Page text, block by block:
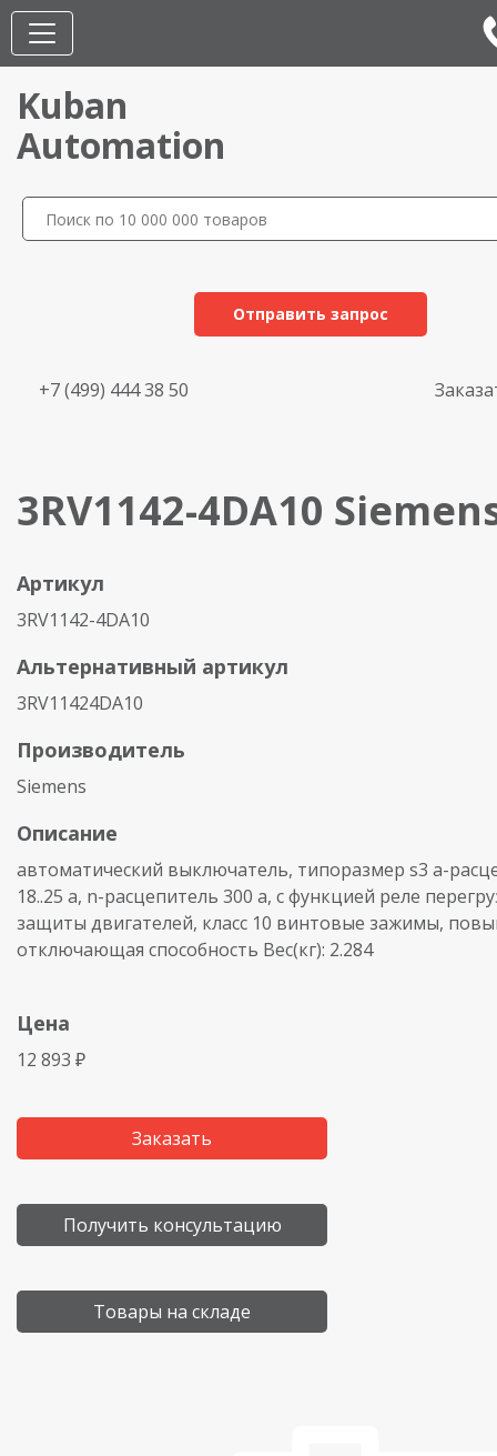
Kuban
Automation
Отправить запрос
+7 (499) 444 38 50
3RV1142-4DA10
Артикул
3RV1142-4DA10
Альтернативный артикул
3RV11424DA10
Производитель
Siemens
Описание
автоматический выключатель, типоразмер s3 a-
18..25 a, n-расцепитель 300 a, с функцией реле
защиты двигателей, класс 10 винтовые зажимы,
отключающая способность Вес(кг): 2.284
Цена
12 893 ₽
Заказать
Получить консультацию
Товары на складе